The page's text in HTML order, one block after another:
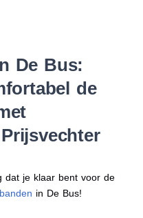
De Bus:
de
dat je klaar bent voor de
in De Bus!